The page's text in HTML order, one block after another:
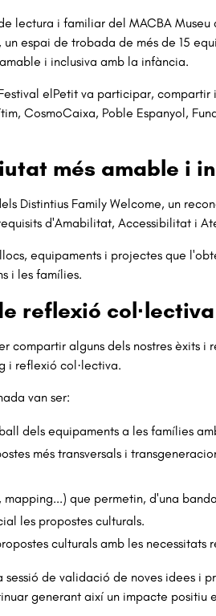
lectura i familiar del MACBA
espai de trobada de més de 15
i inclusiva amb la infància.
elPetit va participar,
CosmoCaixa, Poble Espanyol,
més amable i
Distintius Family Welcome, un
d'Amabilitat, Accessibilitat i
equipaments i projectes que
i les famílies.
reflexió col·lectiva
compartir alguns dels nostres èxits
i reflexió col·lectiva.
van ser:
dels equipaments a les famílies
més transversals i
que permetin, d'una
les propostes culturals.
culturals amb les necessitats
de validació de noves idees i
generant així un impacte positiu